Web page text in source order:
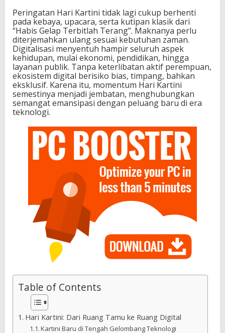
Peringatan Hari Kartini tidak lagi cukup berhenti
pada kebaya, upacara, serta kutipan klasik dari
“Habis Gelap Terbitlah Terang”. Maknanya perlu
diterjemahkan ulang sesuai kebutuhan zaman.
Digitalisasi menyentuh hampir seluruh aspek
kehidupan, mulai ekonomi, pendidikan, hingga
layanan publik. Tanpa keterlibatan aktif perempuan,
ekosistem digital berisiko bias, timpang, bahkan
eksklusif. Karena itu, momentum Hari Kartini
semestinya menjadi jembatan, menghubungkan
semangat emansipasi dengan peluang baru di era
teknologi.
Table of Contents
Hari Kartini: Dari Ruang Tamu ke Ruang Digital
Kartini Baru di Tengah Gelombang Teknologi